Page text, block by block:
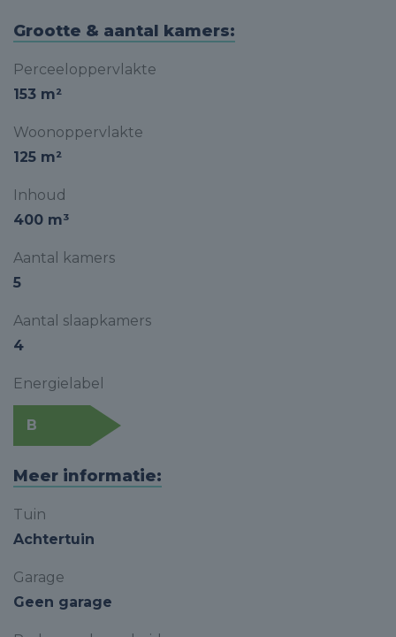
Grootte & aantal kamers:
Perceeloppervlakte
153 m²
Woonoppervlakte
125 m²
Inhoud
400 m³
Aantal kamers
5
Aantal slaapkamers
4
Energielabel
B
Meer informatie:
Tuin
Achtertuin
Garage
Geen garage